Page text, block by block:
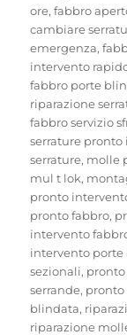
ore,fabbro
cambiare
emergenza,
intervento
fabbro porte
riparazione
fabbro servizio
serrature
serrature, molle
mul t lok,
pronto
pronto fabbro,
intervento
intervento
sezionali,
serrande, pronto
blindata,
riparazione